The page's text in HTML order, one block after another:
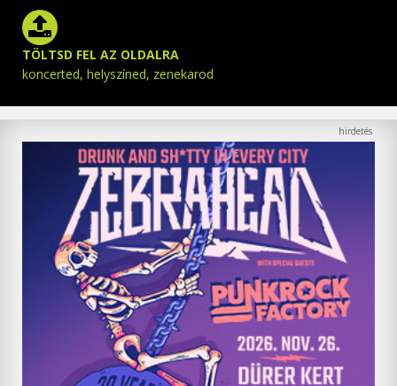
TÖLTSD FEL AZ OLDALRA
koncerted, helyszíned, zenekarod